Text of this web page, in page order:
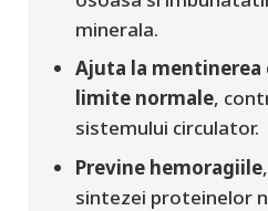
minerala.
Ajuta la
limite normale,
sistemului circulator.
Previne hemoragiile
sintezei proteinelor